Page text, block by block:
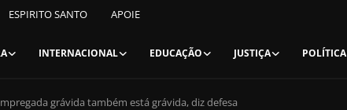
ESPIRITO SANTO APOIE
INTERNACIONAL EDUCAÇÃO JUSTIÇA POLÍTICA
grávida também está grávida, diz defesa